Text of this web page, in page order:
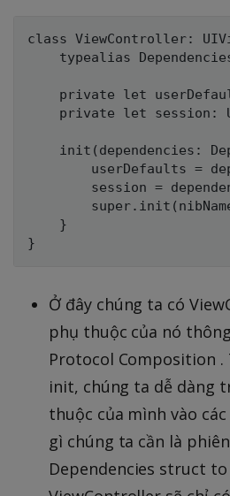
class ViewController:
typealias
private let
private let session:
init(dependencies:
userDefaults =
session =
    }
Ở đây chúng ta có
phụ thuộc của nó
Protocol Composition
init, chúng ta dễ dàng
thuộc của mình vào
gì chúng ta cần là
Dependencies struct